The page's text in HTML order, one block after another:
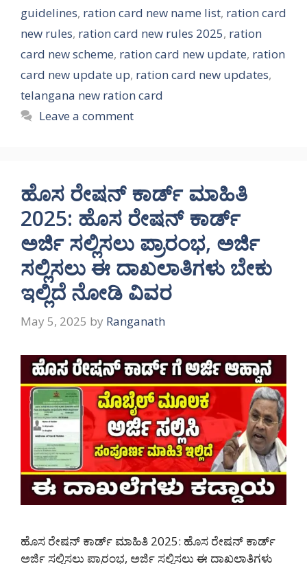
guidelines, ration card new name list, ration card
new rules, ration card new rules 2025, ration
card new scheme, ration card new update, ration
card new update up, ration card new updates,
telangana new ration card
Leave a comment
ಹೊಸ ರೇಷನ್ ಕಾರ್ಡ್ ಮಾಹಿತಿ
2025: ಹೊಸ ರೇಷನ್ ಕಾರ್ಡ್
ಅರ್ಜಿ ಸಲ್ಲಿಸಲು ಪ್ರಾರಂಭ, ಅರ್ಜಿ
ಸಲ್ಲಿಸಲು ಈ ದಾಖಲಾತಿಗಳು ಬೇಕು
ಇಲ್ಲಿದೆ ನೋಡಿ ವಿವರ
May 5, 2025 by Ranganath
ಹೊಸ ರೇಷನ್ ಕಾರ್ಡ್ ಮಾಹಿತಿ 2025: ಹೊಸ ರೇಷನ್ ಕಾರ್ಡ್
ಅರ್ಜಿ ಸಲ್ಲಿಸಲು ಪ್ರಾರಂಭ, ಅರ್ಜಿ ಸಲ್ಲಿಸಲು ಈ ದಾಖಲಾತಿಗಳು